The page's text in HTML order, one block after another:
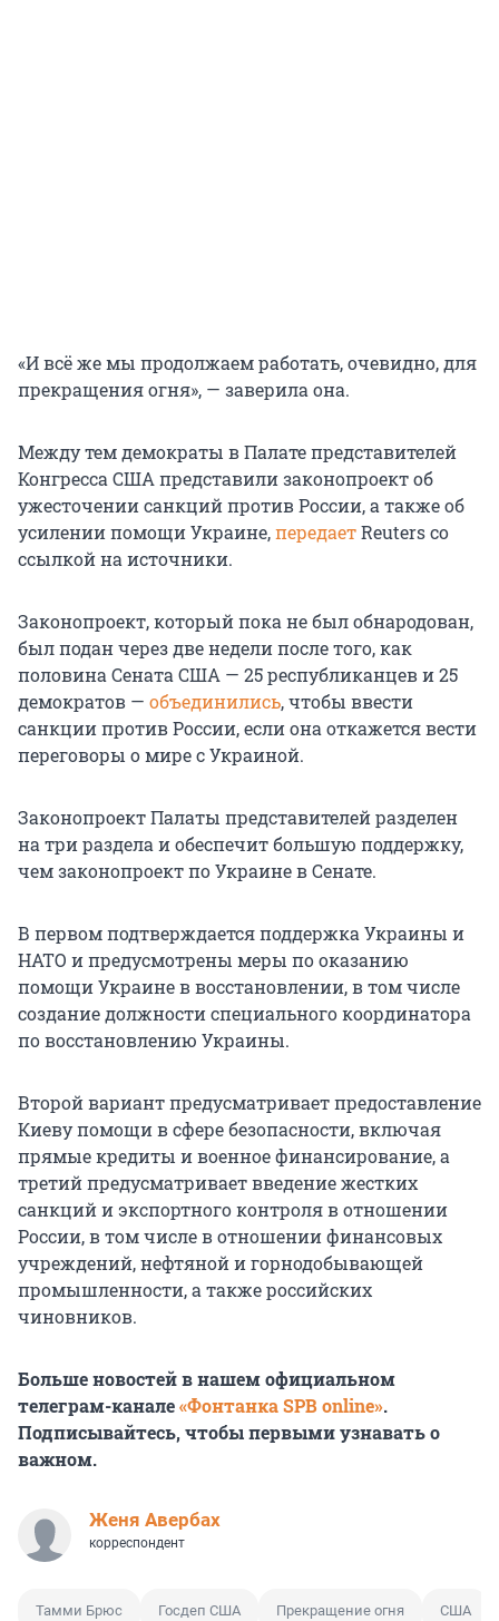
«И всё же мы продолжаем работать, очевидно, для
прекращения огня», — заверила она.
Между тем демократы в Палате представителей
Конгресса США представили законопроект об
ужесточении санкций против России, а также об
усилении помощи Украине,передаетReuters со
ссылкой на источники.
Законопроект, который пока не был обнародован,
был подан через две недели после того, как
половина Сената США — 25 республиканцев и 25
демократов — объединились, чтобы ввести
санкции против России, если она откажется вести
переговоры о мире с Украиной.
Законопроект Палаты представителей разделен
на три раздела и обеспечит большую поддержку,
чем законопроект по Украине в Сенате.
В первом подтверждается поддержка Украины и
НАТО и предусмотрены меры по оказанию
помощи Украине в восстановлении, в том числе
создание должности специального координатора
по восстановлению Украины.
Второй вариант предусматривает предоставление
Киеву помощи в сфере безопасности, включая
прямые кредиты и военное финансирование, а
третий предусматривает введение жестких
санкций и экспортного контроля в отношении
России, в том числе в отношении финансовых
учреждений, нефтяной и горнодобывающей
промышленности, а также российских
чиновников.
Больше новостей в нашем официальном
телеграм-канале«Фонтанка SPB online».
Подписывайтесь, чтобы первыми узнавать о
важном.
Женя Авербах
корреспондент
Тамми Брюс Госдеп США Прекращение огня США